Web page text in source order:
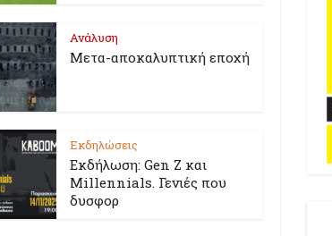
Ανάλυση
Μετα-αποκαλυπτική εποχή
Εκδηλώσεις
Εκδήλωση: Gen Z και
Millennials. Γενιές που
δυσφορ